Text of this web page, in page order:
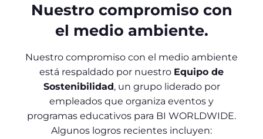
Nuestro compromiso con
el medio ambiente.
Nuestro compromiso con el medio ambiente
está respaldado por nuestro Equipo de
Sostenibilidad, un grupo liderado por
empleados que organiza eventos y
programas educativos para BI WORLDWIDE.
Algunos logros recientes incluyen: